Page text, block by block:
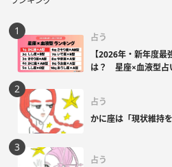
占う
【2026年・新年度
は？ 星座×血液型占
占う
かに座は「現状維持
占う